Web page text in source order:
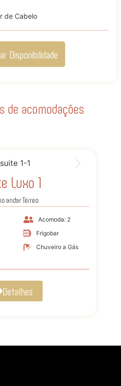
de Cabelo
Disponibilidade
de acomodações
Luxo 1
andar Térreo
Acomoda: 2
Frigobar
Chuveiro a Gás
Detalhes